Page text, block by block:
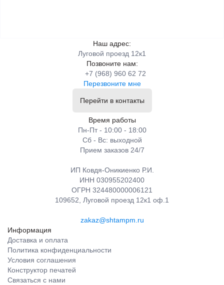
Наш адрес:
Луговой проезд 12к1
Позвоните нам:
+7 (968) 960 62 72
Перезвоните мне
Перейти в контакты
Время работы
Пн-Пт - 10:00 - 18:00
Сб - Вс: выходной
Прием заказов 24/7
ИП Ковдя-Оникиенко Р.И.
ИНН 030955202400
ОГРН 324480000006121
109652, Луговой проезд 12к1 оф.1
zakaz@shtampm.ru
Информация
Доставка и оплата
Политика конфиденциальности
Условия соглашения
Конструктор печатей
Связаться с нами